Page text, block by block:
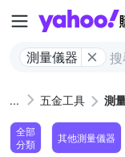
測量儀器
五金工具 測
全部
分類
其他測量儀器